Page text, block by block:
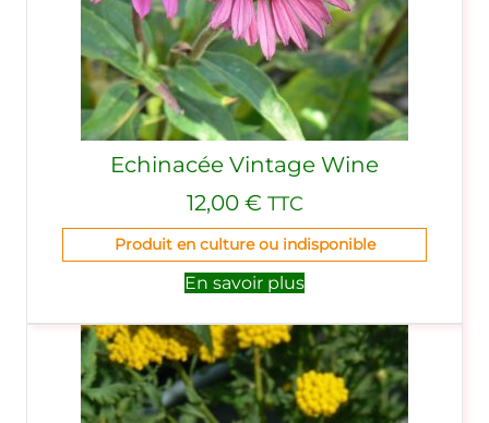
Echinacée Vintage Wine
12,00 € TTC
Produit en culture ou indisponible
En savoir plus